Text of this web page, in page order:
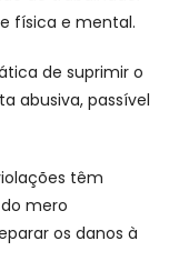
física e mental.
de suprimir o
abusiva, passível
têm
mero
os danos à